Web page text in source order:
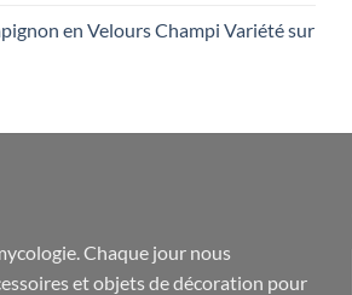
en Velours Champi Variété sur
Chaque jour nous
et objets dedécoration pour